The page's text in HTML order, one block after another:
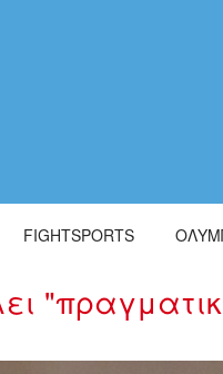
FIGHTSPORTS